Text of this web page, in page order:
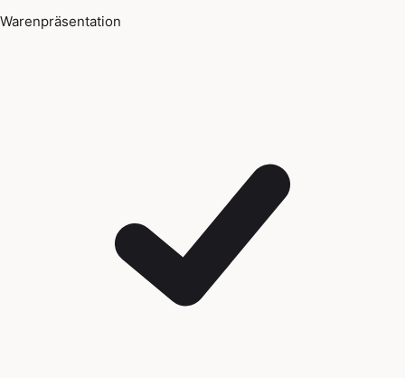
Warenpräsentation